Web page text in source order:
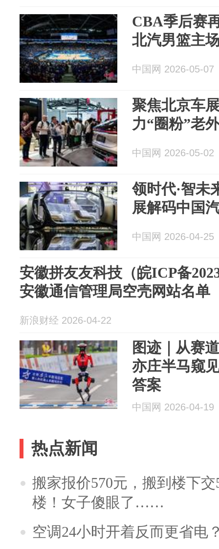
CBA季后赛
北汽男篮主
中国网 2026-05-07
聚焦北京车
力“圈粉”老
中国网 2026-05-02
领时代·智未
展解码中国
中国网 2026-04-25
安徽拼友友科技（皖ICP备
安徽通信管理局空壳网站名单
新浪财经 2026-04-22
图迹｜从赛
亦庄半马窥
答案
中国网 2026-04-19
热点新闻
搬家报价570元，搬到楼下
楼！女子傻眼了……
空调24小时开着反而更省电